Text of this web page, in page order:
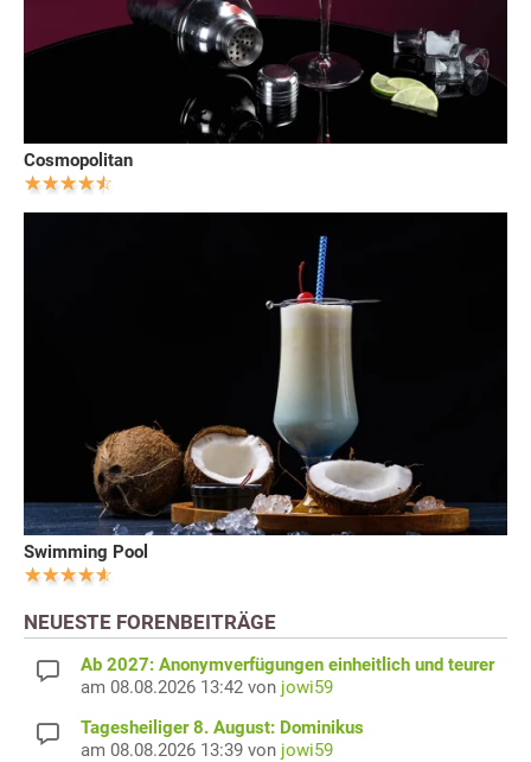
Cosmopolitan
Swimming Pool
NEUESTE FORENBEITRÄGE
Ab 2027: Anonymverfügungen einheitlich und teurer
am 08.08.2026 13:42 von jowi59
Tagesheiliger 8. August: Dominikus
am 08.08.2026 13:39 von jowi59